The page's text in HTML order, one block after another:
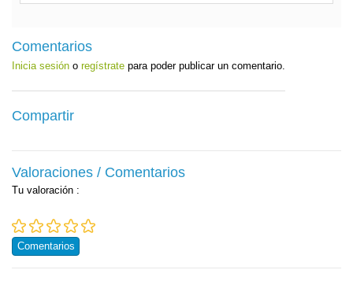
Comentarios
Inicia sesión o regístrate para poder publicar un comentario.
Compartir
Valoraciones / Comentarios
Tu valoración :
Comentarios